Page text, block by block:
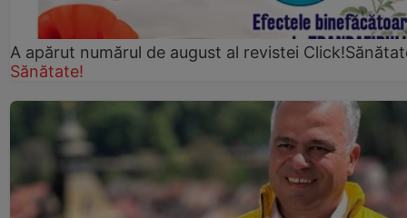
A apărut numărul de august al revistei
Sănătate!